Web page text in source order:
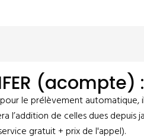
le prélèvement
l’addition de celles dues
gratuit + prix de l'appel).